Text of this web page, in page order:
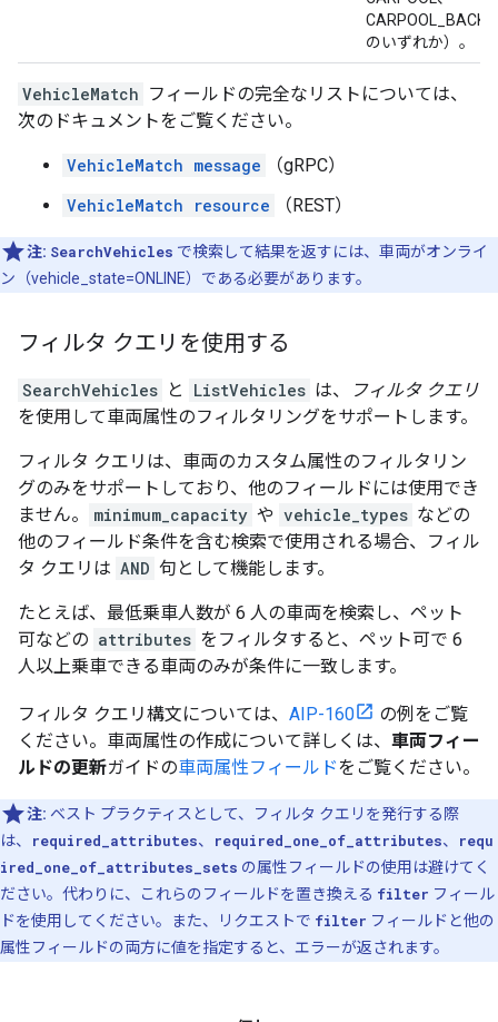
のいずれか）。
VehicleMatch フィールドの完全なリストについては、
次のドキュメントをご覧ください。
VehicleMatch message
（gRPC）
VehicleMatch resource
（REST）
注: SearchVehicles で検索して結果を返すには、車両がオンライ
ン（vehicle_state=ONLINE）である必要があります。
フィルタ クエリを使用する
SearchVehicles と ListVehicles は、
フィルタ クエリ
を使用して車両属性のフィルタリングをサポートします。
フィルタ クエリは、車両のカスタム属性のフィルタリン
グのみをサポートしており、他のフィールドには使用でき
ません。
minimum_capacity や vehicle_types などの
他のフィールド条件を含む検索で使用される場合、フィル
タ クエリは AND 句として機能します。
たとえば、最低乗車人数が 6 人の車両を検索し、ペット
可などの attributes をフィルタすると、ペット可で 6
人以上乗車できる車両のみが条件に一致します。
フィルタ クエリ構文については、 AIP-160
の例をご覧
ください。車両属性の作成について詳しくは、 車両フィー
ルドの更新ガイドの車両属性フィールドをご覧ください。
注: ベスト プラクティスとして、フィルタ クエリを発行する際
は、
required_attributes、 required_one_of_attributes、
requ
ired_one_of_attributes_sets の属性フィールドの使用は避けてく
ださい。代わりに、これらのフィールドを置き換える filter フィール
ドを使用してください。また、リクエストで filter フィールドと他の
属性フィールドの両方に値を指定すると、エラーが返されます。